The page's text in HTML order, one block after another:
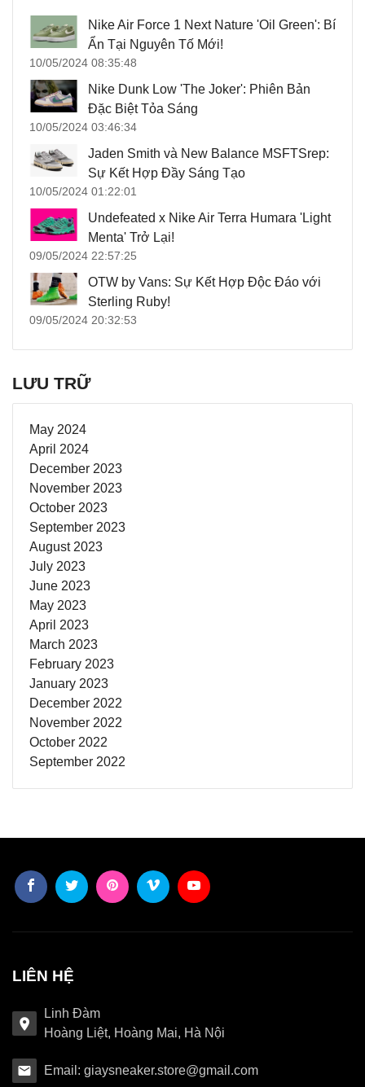
Nike Air Force 1 Next Nature 'Oil Green': Bí
Ẩn Tại Nguyên Tố Mới!
10/05/2024 08:35:48
Nike Dunk Low 'The Joker': Phiên Bản
Đặc Biệt Tỏa Sáng
10/05/2024 03:46:34
Jaden Smith và New Balance MSFTSrep:
Sự Kết Hợp Đầy Sáng Tạo
10/05/2024 01:22:01
Undefeated x Nike Air Terra Humara 'Light
Menta' Trở Lại!
09/05/2024 22:57:25
OTW by Vans: Sự Kết Hợp Độc Đáo với
Sterling Ruby!
09/05/2024 20:32:53
LƯU TRỮ
May 2024
April 2024
December 2023
November 2023
October 2023
September 2023
August 2023
July 2023
June 2023
May 2023
April 2023
March 2023
February 2023
January 2023
December 2022
November 2022
October 2022
September 2022
LIÊN HỆ
Linh Đàm
Hoàng Liệt, Hoàng Mai, Hà Nội
Email: giaysneaker.store@gmail.com